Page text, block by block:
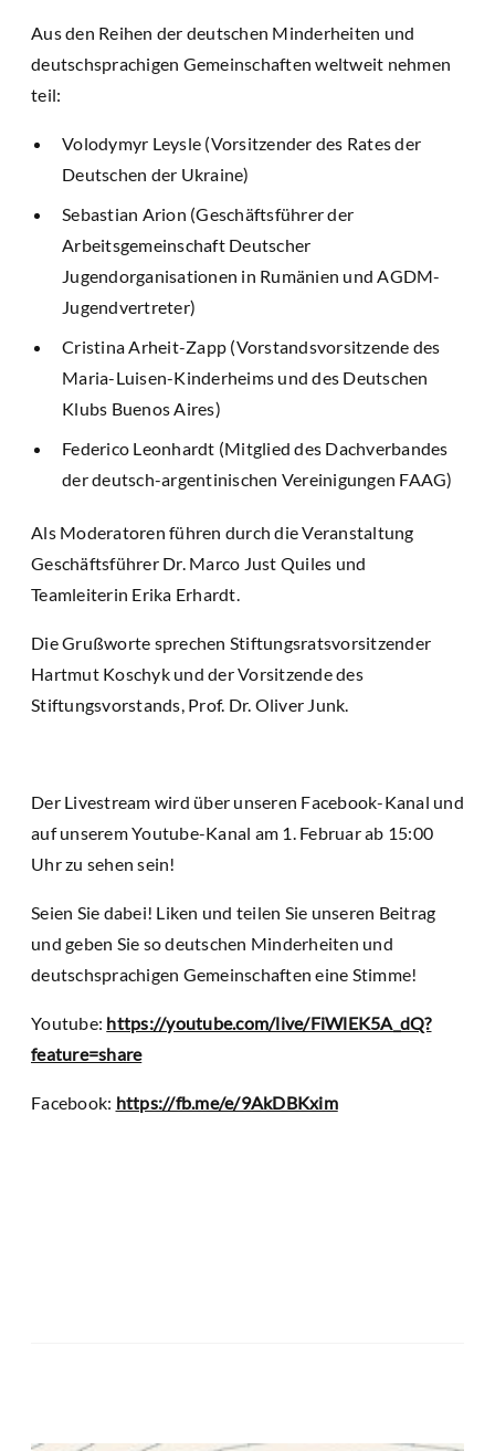
Aus den Reihen der deutschen Minderheiten und
deutschsprachigen Gemeinschaften weltweit nehmen
teil:
Volodymyr Leysle (Vorsitzender des Rates der
Deutschen der Ukraine)
Sebastian Arion (Geschäftsführer der
Arbeitsgemeinschaft Deutscher
Jugendorganisationen in Rumänien und AGDM-
Jugendvertreter)
Cristina Arheit-Zapp (Vorstandsvorsitzende des
Maria-Luisen-Kinderheims und des Deutschen
Klubs Buenos Aires)
Federico Leonhardt (Mitglied des Dachverbandes
der deutsch-argentinischen Vereinigungen FAAG)
Als Moderatoren führen durch die Veranstaltung
Geschäftsführer Dr. Marco Just Quiles und
Teamleiterin Erika Erhardt.
Die Grußworte sprechen Stiftungsratsvorsitzender
Hartmut Koschyk und der Vorsitzende des
Stiftungsvorstands, Prof. Dr. Oliver Junk.
Der Livestream wird über unseren Facebook-Kanal und
auf unserem Youtube-Kanal am 1. Februar ab 15:00
Uhr zu sehen sein!
Seien Sie dabei! Liken und teilen Sie unseren Beitrag
und geben Sie so deutschen Minderheiten und
deutschsprachigen Gemeinschaften eine Stimme!
Youtube: https://youtube.com/live/FiWlEK5A_dQ?
feature=share
Facebook: https://fb.me/e/9AkDBKxim